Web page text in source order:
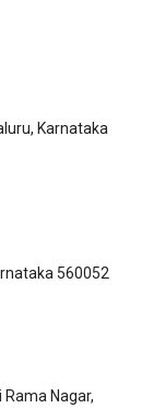
Karnataka
560052
Rama Nagar,